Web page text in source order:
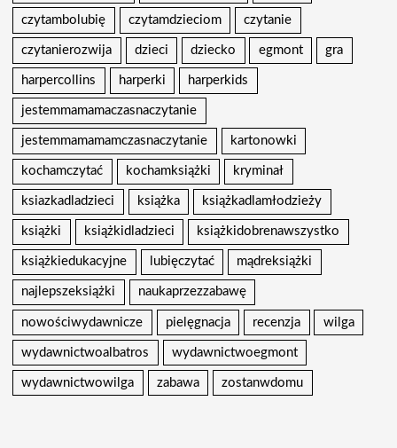
czytambolubię czytamdzieciom czytanie
czytanierozwija dzieci dziecko egmont gra
harpercollins harperki harperkids
jestemmamamaczasnaczytanie
jestemmamamamczasnaczytanie kartonowki
kochamczytać kochamksiążki kryminał
ksiazkadladzieci książka książkadlamłodzieży
książki książkidladzieci książkidobrenawszystko
książkiedukacyjne lubięczytać mądreksiążki
najlepszeksiążki naukaprzezzabawę
nowościwydawnicze pielęgnacja recenzja wilga
wydawnictwoalbatros wydawnictwoegmont
wydawnictwowilga zabawa zostanwdomu